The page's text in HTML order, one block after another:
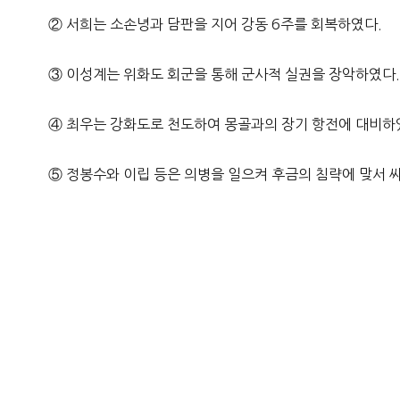
② 서희는 소손녕과 담판을 지어 강동 6주를 회복하였다.
③ 이성계는 위화도 회군을 통해 군사적 실권을 장악하였다.
④ 최우는 강화도로 천도하여 몽골과의 장기 항전에 대비하
⑤ 정봉수와 이립 등은 의병을 일으켜 후금의 침략에 맞서